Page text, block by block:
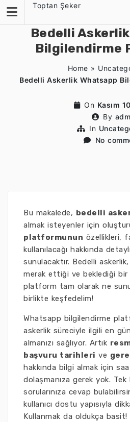
content
Toptan Şeker
Bedelli
Bilgilendirme
Home »
Bedelli Askerlik Whatsapp
On Kasım
By
In
No
Bu makalede, bedelli
almak isteyenler için
platformunun özellikleri,
kullanılacağı hakkında
sunulacaktır. Bedelli
merak ettiği ve beklediği bir
platform tam olarak ne
birlikte keşfedelim!
Whatsapp bilgilendirme
askerlik süreciyle ilgili en
almanızı sağlıyor. Artık
başvuru tarihleri ve
hakkında bilgi almak için
dolaşmanıza gerek yok.
sorularınıza cevap
kullanıcı dostu yapısıyla
Kullanmak da oldukça basit!